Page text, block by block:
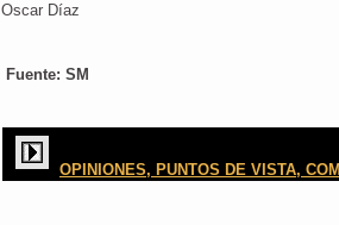
Oscar Díaz
Fuente: SM
OPINIONES, PUNTOS DE VISTA,